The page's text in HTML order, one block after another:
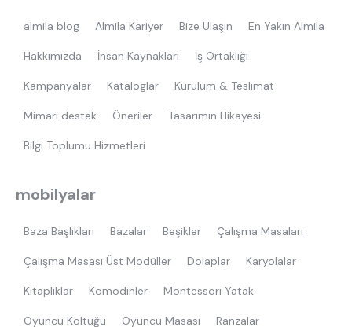
tek kişilik yatak gamer
toddler yatak
puf
çocuk odası
oyuncu sandalyesi
almila blog Almila Kariyer Bize Ulaşın En Yakın Almila
Hakkımızda İnsan Kaynakları İş Ortaklığı
Kampanyalar Kataloglar Kurulum & Teslimat
Mimari destek Öneriler Tasarımın Hikayesi
Bilgi Toplumu Hizmetleri
mobilyalar
Baza Başlıkları Bazalar Beşikler Çalışma Masaları
Çalışma Masası Üst Modüller Dolaplar Karyolalar
Kitaplıklar Komodinler Montessori Yatak
Oyuncu Koltuğu Oyuncu Masası Ranzalar